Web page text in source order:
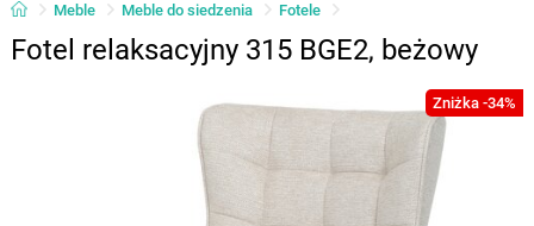
Meble Meble do siedzenia Fotele
Fotel relaksacyjny 315 BGE2, beżowy
Zniżka -34%